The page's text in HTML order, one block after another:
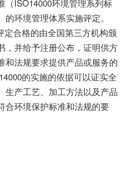
代化的管理模式，使包括
安全生产管理在内的所有
生产经营活动科学化、规
范化和法制化。
（ISO14000环境管理系列标
环境管理体系实施评定。
定合格的由全国第三方机构颁
，并给予注册公布，证明供方
和法规要求提供产品或服务的
的实施的依据可以证实全
生产工艺、加工方法以及产品
合环境保护标准和法规的要